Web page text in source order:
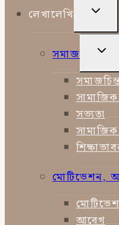
লেখালেখি
MENU
সমাজ
সভ্যতা
মোটিভেশন,
আবেগ